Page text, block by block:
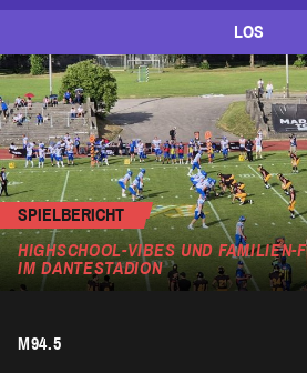
LOS
SPIELBERICHT
HIGHSCHOOL-VIBES UND FAMILIEN-
IM DANTESTADION
M94.5